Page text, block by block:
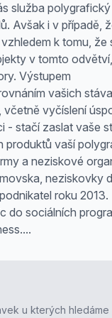
služba
Avšak i v případě,
k tomu, že
v tomto
Výstupem
vašich
včetně vyčíslení
- stačí zaslat vaše
produktů vaší
a neziskové
neziskovky
roku 2013.
do sociálních
u kterých hledáme